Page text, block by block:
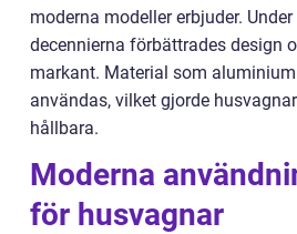
moderna modeller erbjuder.
decennierna förbättrades design
markant. Material som
användas, vilket gjorde
hållbara.
Moderna
för husvagnar